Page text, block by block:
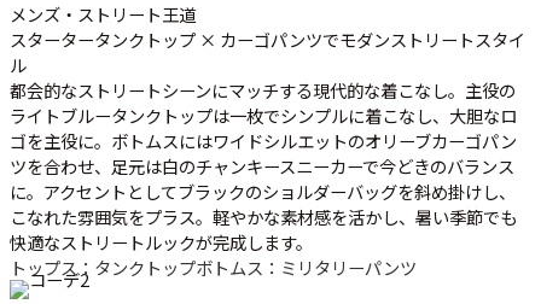
メンズ・ストリート王道
スタータータンクトップ × カーゴパンツでモダンストリートスタイ
ル
都会的なストリートシーンにマッチする現代的な着こなし。主役の
ライトブルータンクトップは一枚でシンプルに着こなし、大胆なロ
ゴを主役に。ボトムスにはワイドシルエットのオリーブカーゴパン
ツを合わせ、足元は白のチャンキースニーカーで今どきのバランス
に。アクセントとしてブラックのショルダーバッグを斜め掛けし、
こなれた雰囲気をプラス。軽やかな素材感を活かし、暑い季節でも
快適なストリートルックが完成します。
トップス：タンクトップボトムス：ミリタリーパンツ